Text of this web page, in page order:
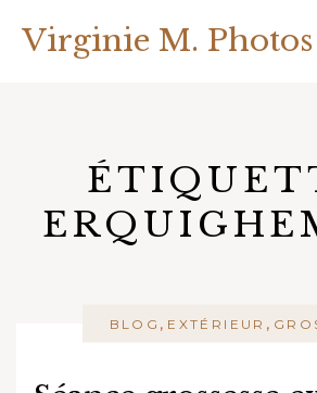
Virginie M. Photos
BLOG , EXTÉRIEUR ,